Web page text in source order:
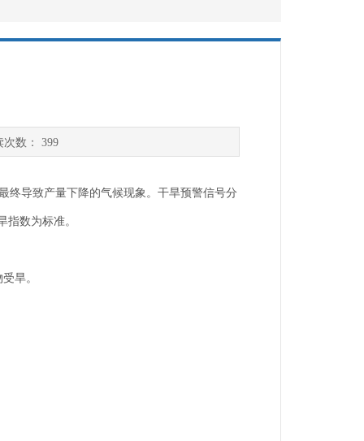
数： 399
导致产量下降的气候现象。干旱预警信号分
指数为标准。
旱。